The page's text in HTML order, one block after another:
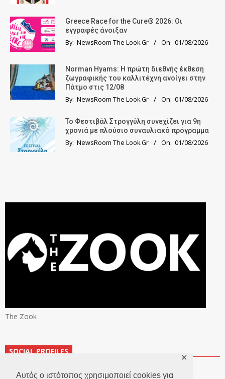
Αυτός ο ιστότοπος χρησιμοποιεί cookies για
✕
Greece Race for the Cure® 2026: Οι
εγγραφές άνοιξαν
By: NewsRoom The Look.Gr On: 01/08/2026
Norman Hyams: Η πρώτη διεθνής έκθεση
ζωγραφικής του καλλιτέχνη ανοίγει στην
Πάτμο στις 12/08
By: NewsRoom The Look.Gr On: 01/08/2026
Το Φεστιβάλ Στρογγύλη συνεχίζει για 9η
χρονιά με πλούσιο συναυλιακό πρόγραμμα
By: NewsRoom The Look.Gr On: 01/08/2026
The Zook
SOCIAL PROFILES